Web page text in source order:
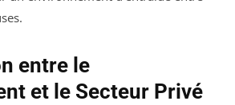
entre le
et le Secteur Privé